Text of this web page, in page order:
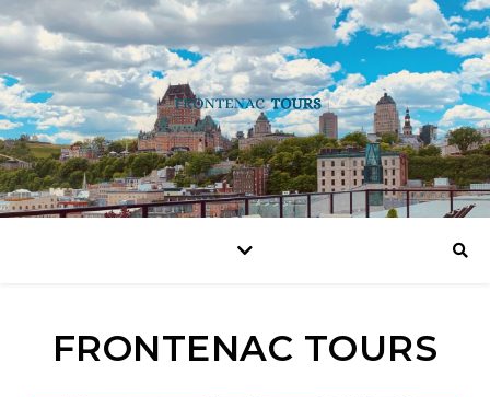
FRONTENAC TOURS